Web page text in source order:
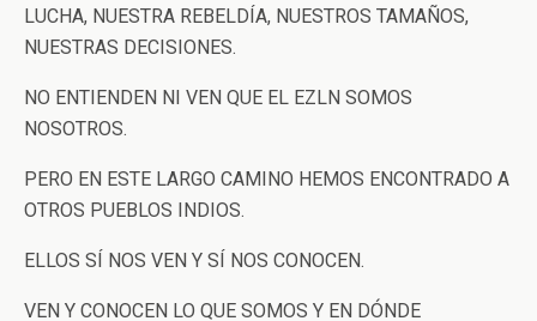
LUCHA, NUESTRA REBELDÍA, NUESTROS TAMAÑOS,
NUESTRAS DECISIONES.
NO ENTIENDEN NI VEN QUE EL EZLN SOMOS
NOSOTROS.
PERO EN ESTE LARGO CAMINO HEMOS ENCONTRADO A
OTROS PUEBLOS INDIOS.
ELLOS SÍ NOS VEN Y SÍ NOS CONOCEN.
VEN Y CONOCEN LO QUE SOMOS Y EN DÓNDE